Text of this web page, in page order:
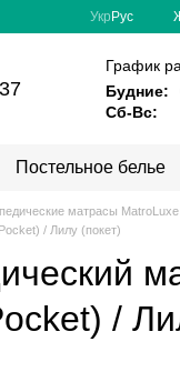
Укр Рус
График
Будние:
Сб-Вс:
Постельное белье
матрасы MatroLuxe
/ Лилу (покет)
/